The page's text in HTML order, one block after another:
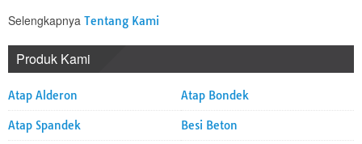
Selengkapnya Tentang Kami
Produk Kami
Atap Alderon Atap Bondek
Atap Spandek Besi Beton